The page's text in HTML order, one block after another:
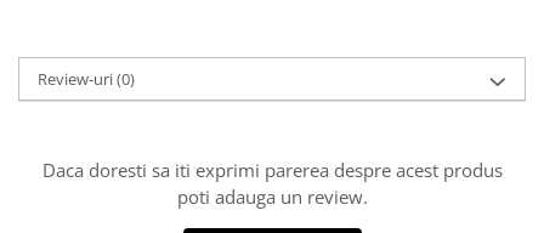
Pantaloni scurti
Salopetă cu pieptar
Review-uri(0)
Daca doresti sa iti exprimi parerea despre acest produs
poti adauga un review.